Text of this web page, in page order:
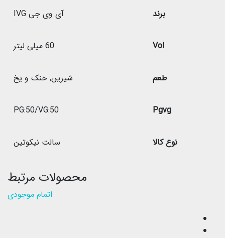
برند آی وی جی IVG
Vol 60 میلی لیتر
طعم شیرین, خنک و یخ
Pgvg
PG:50/VG:50
نوع کالا سالت نیکوتین
محصولات مرتبط
اتمام موجودی